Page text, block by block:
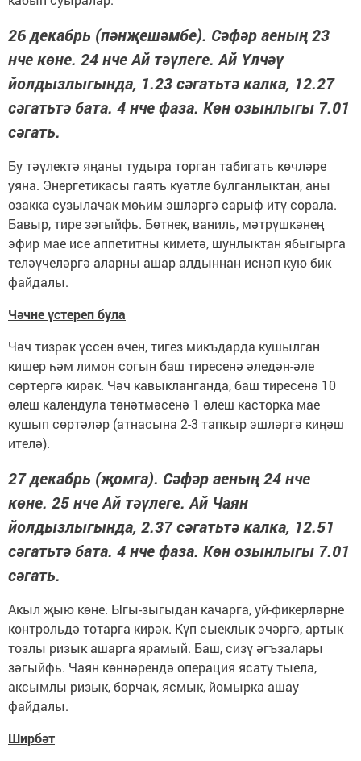
26 декабрь (пәнҗешәмбе). Сәфәр аеның 23
нче көне. 24 нче Ай тәүлеге. Ай Үлчәү
йолдызлыгында, 1.23 сәгатьтә калка, 12.27
сәгатьтә бата. 4 нче фаза. Көн озынлыгы 7.01
сәгать.
Бу тәүлектә яңаны тудыра торган табигать көчләре
уяна. Энергетикасы гаять куәтле булганлыктан, аны
озакка сузылачак мөһим эшләргә сарыф итү сорала.
Бавыр, тире зәгыйфь. Бөтнек, ваниль, мәтрүшкәнең
эфир мае исе аппетитны киметә, шунлыктан ябыгырга
теләүчеләргә аларны ашар алдыннан иснәп кую бик
файдалы.
Чәчне үстереп була
Чәч тизрәк үссен өчен, тигез микъдарда кушылган
кишер һәм лимон согын баш тиресенә әледән-әле
сөртергә кирәк. Чәч кавыкланганда, баш тиресенә 10
өлеш календула төнәтмәсенә 1 өлеш касторка мае
кушып сөртәләр (атнасына 2-3 тапкыр эшләргә киңәш
ителә).
27 декабрь (җомга). Сәфәр аеның 24 нче
көне. 25 нче Ай тәүлеге. Ай Чаян
йолдызлыгында, 2.37 сәгатьтә калка, 12.51
сәгатьтә бата. 4 нче фаза. Көн озынлыгы 7.01
сәгать.
Акыл җыю көне. Ыгы-зыгыдан качарга, уй-фикерләрне
контрольдә тотарга кирәк. Күп сыеклык эчәргә, артык
тозлы ризык ашарга ярамый. Баш, сизү әгъзалары
зәгыйфь. Чаян көннәрендә операция ясату тыела,
аксымлы ризык, борчак, ясмык, йомырка ашау
файдалы.
Ширбәт